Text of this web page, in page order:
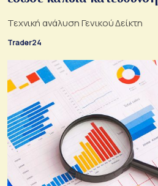
Τεχνική ανάλυση Γενικού Δείκτη
Trader24